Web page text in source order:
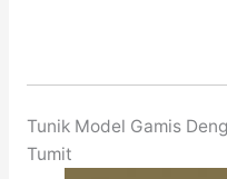
Tunik Model Gamis
Tumit